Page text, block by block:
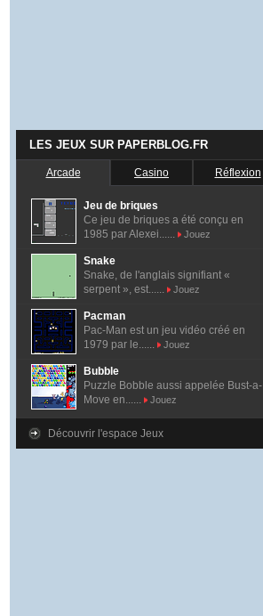
LES JEUX SUR PAPERBLOG.FR
Arcade Casino Réflexion
Jeu de briques
Ce jeu de briques a été conçu en
1985 par Alexei......
Jouez
Snake
Snake, de l'anglais signifiant «
serpent », est......
Jouez
Pacman
Pac-Man est un jeu vidéo créé en
1979 par le......
Jouez
Bubble
Puzzle Bobble aussi appelée Bust-a-
Move en......
Jouez
Découvrir l'espace Jeux